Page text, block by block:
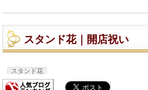
スタンド花｜開店祝い
スタンド花